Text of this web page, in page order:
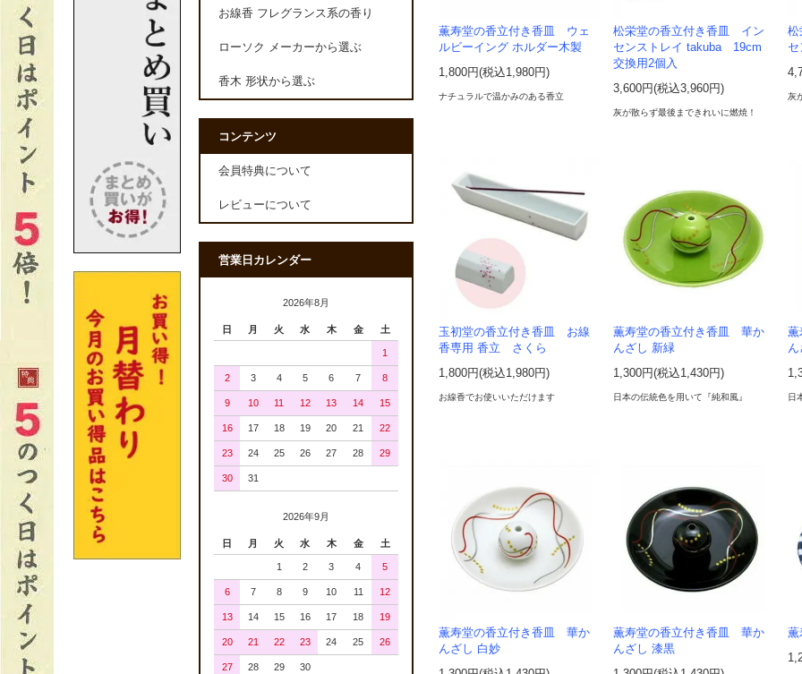
薫寿堂の香立付き香皿 ウェ
ルビーイング ホルダー木製
1,800円(税込1,980円)
ナチュラルで温かみのある香立
松栄堂の香立付き香皿 イン
センストレイ takuba 19cm
交換用2個入
3,600円(税込3,960円)
灰が散らず最後まできれいに燃焼！
松
灰
玉初堂の香立付き香皿 お線
香専用 香立 さくら
1,800円(税込1,980円)
お線香でお使いいただけます
薫寿堂の香立付き香皿 華か
んざし 新緑
1,300円(税込1,430円)
日本の伝統色を用いて『純和風』
薫
日
薫寿堂の香立付き香皿 華か
んざし 白妙
薫寿堂の香立付き香皿 華か
んざし 漆黒
薫
お線香 フレグランス系の香り
ローソク メーカーから選ぶ
香木 形状から選ぶ
コンテンツ
会員特典について
レビューについて
営業日カレンダー
2026年8月
日 月 火 水 木 金 土
1
2 3 4 5 6 7 8
9 10 11 12 13 14 15
16 17 18 19 20 21 22
23 24 25 26 27 28 29
30 31
2026年9月
日 月 火 水 木 金 土
1 2 3 4 5
6 7 8 9 10 11 12
13 14 15 16 17 18 19
20 21 22 23 24 25 26
27 28 29 30